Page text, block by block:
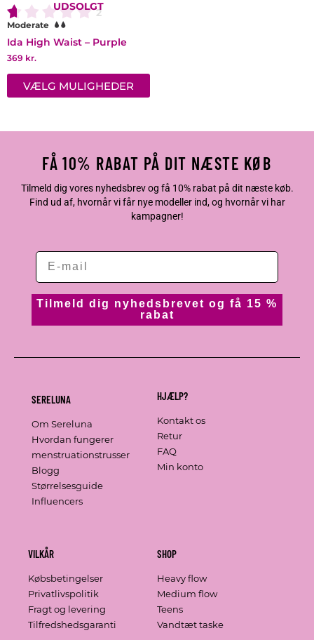
2
UDSOLGT
Moderate
Ida High Waist – Purple
369 kr.
VÆLG MULIGHEDER
FÅ 10% RABAT PÅ DIT NÆSTE KØB
Tilmeld dig vores nyhedsbrev og få 10% rabat på dit næste køb.
Find ud af, hvornår vi får nye modeller ind, og hvornår vi har
kampagner!
Tilmeld dig nyhedsbrevet og få 15 %
rabat
SERELUNA
Om Sereluna
Hvordan fungerer
menstruationstrusser
Blogg
Størrelsesguide
Influencers
HJÆLP?
Kontakt os
Retur
FAQ
Min konto
VILKÅR
Købsbetingelser
Privatlivspolitik
Fragt og levering
Tilfredshedsgaranti
SHOP
Heavy flow
Medium flow
Teens
Vandtæt taske